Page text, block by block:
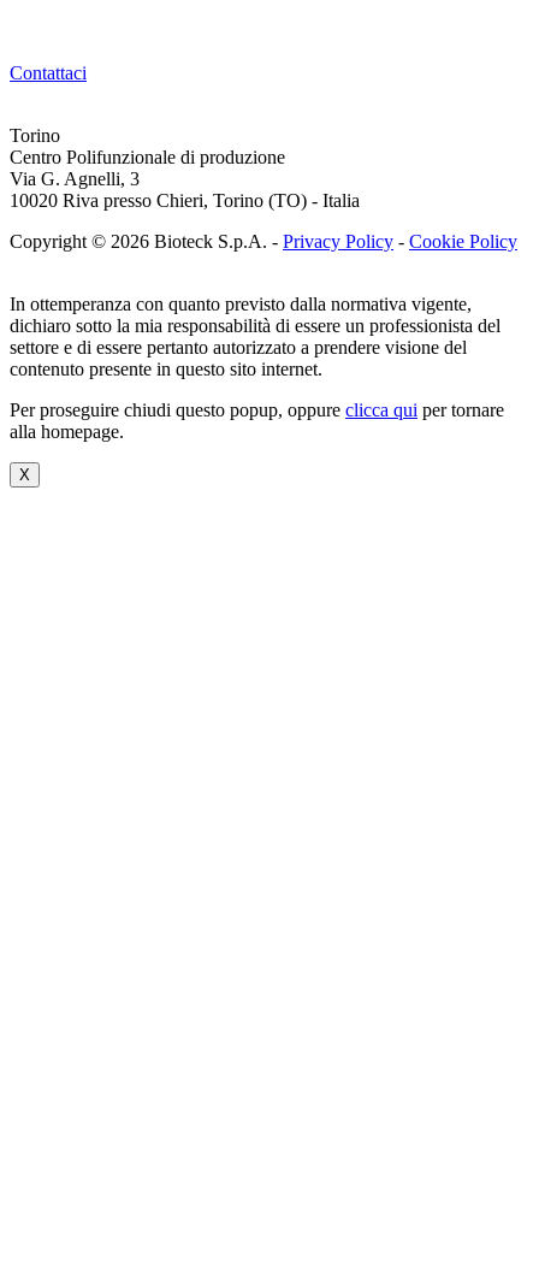
Contattaci
Torino
Centro Polifunzionale di produzione
Via G. Agnelli, 3
10020 Riva presso Chieri, Torino (TO) - Italia
Copyright © 2026 Bioteck S.p.A. - Privacy Policy - Cookie Policy
In ottemperanza con quanto previsto dalla normativa vigente,
dichiaro sotto la mia responsabilità di essere un professionista del
settore e di essere pertanto autorizzato a prendere visione del
contenuto presente in questo sito internet.
Per proseguire chiudi questo popup, oppure clicca qui per tornare
alla homepage.
X